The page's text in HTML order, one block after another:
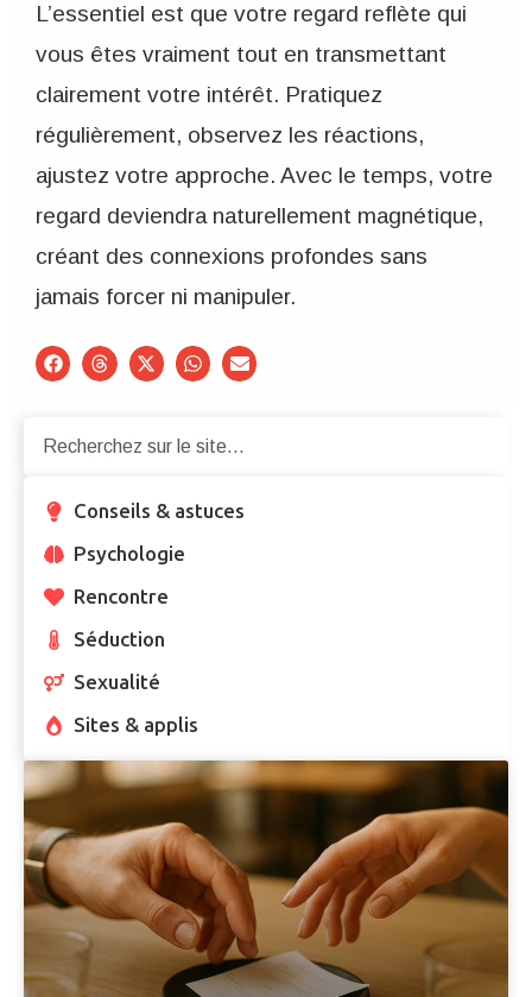
L’essentiel est que votre regard reflète qui
vous êtes vraiment tout en transmettant
clairement votre intérêt. Pratiquez
régulièrement, observez les réactions,
ajustez votre approche. Avec le temps, votre
regard deviendra naturellement magnétique,
créant des connexions profondes sans
jamais forcer ni manipuler.
Conseils & astuces
Psychologie
Rencontre
Séduction
Sexualité
Sites & applis